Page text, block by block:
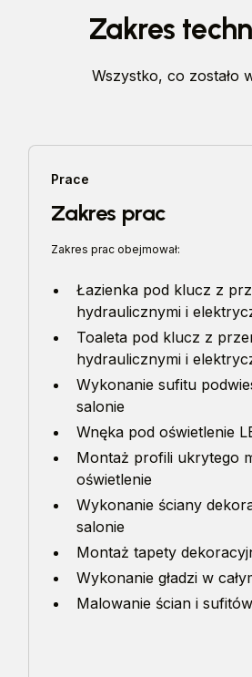
Zakres
Wszystko, co zostało
Prace
Zakres prac
Zakres prac obejmował:
Łazienka pod klucz z
hydraulicznymi i
Toaleta pod klucz z
hydraulicznymi i
Wykonanie sufitu
salonie
Wnęka pod oświetlenie
Montaż profili ukrytego
oświetlenie
Wykonanie ściany
salonie
Montaż tapety
Wykonanie gładzi w
Malowanie ścian i sufitów